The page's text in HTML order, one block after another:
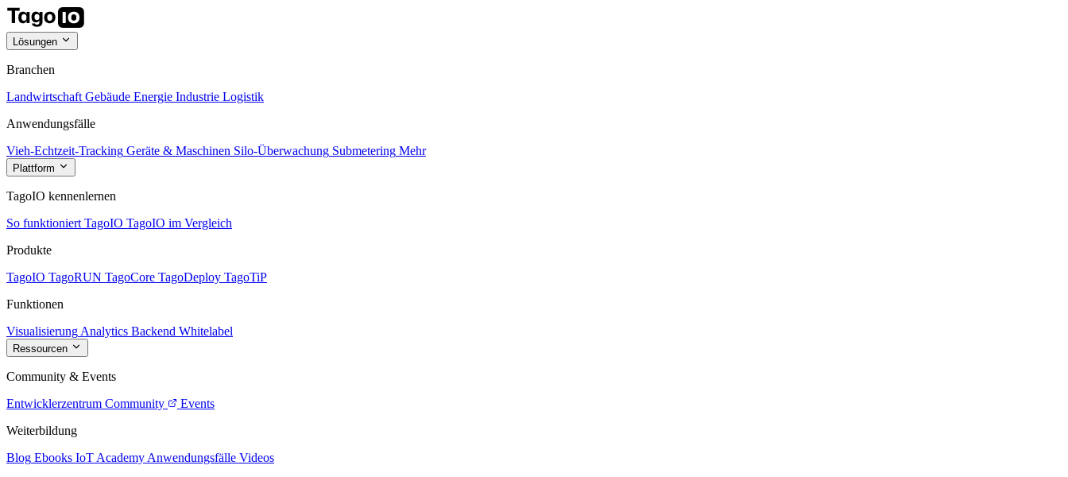
Lösungen
Branchen
Landwirtschaft Gebäude Energie Industrie Logistik
Anwendungsfälle
Vieh-Echtzeit-Tracking Geräte & Maschinen Silo-Überwachung Submetering Mehr
Plattform
TagoIO kennenlernen
So funktioniert TagoIO TagoIO im Vergleich
Produkte
TagoIO TagoRUN TagoCore TagoDeploy TagoTiP
Funktionen
Visualisierung Analytics Backend Whitelabel
Ressourcen
Community & Events
Entwicklerzentrum Community
Events
Weiterbildung
Blog Ebooks IoT Academy Anwendungsfälle Videos